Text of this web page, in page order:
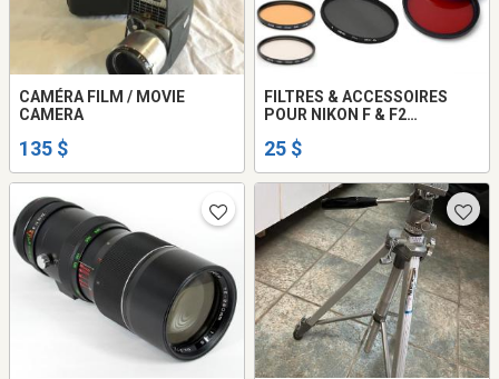
CAMÉRA FILM / MOVIE
CAMERA
135 $
FILTRES & ACCESSOIRES
POUR NIKON F & F2
25 $